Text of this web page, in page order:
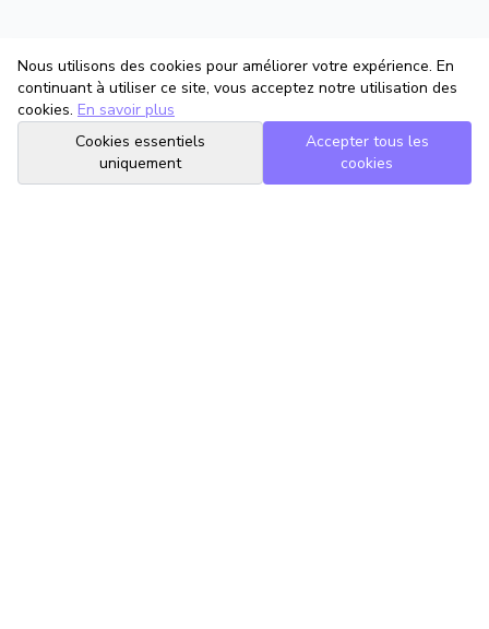
Nous utilisons des cookies pour améliorer votre expérience. En
continuant à utiliser ce site, vous acceptez notre utilisation des
cookies. En savoir plus
Cookies essentiels
uniquement
Accepter tous les
cookies